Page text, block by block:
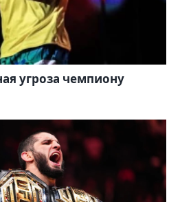
угроза чемпиону